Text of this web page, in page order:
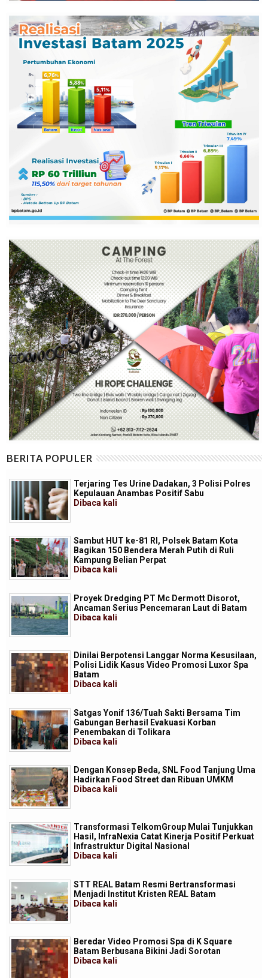
BERITA POPULER
Terjaring Tes Urine Dadakan, 3 Polisi Polres
Kepulauan Anambas Positif Sabu
Dibaca kali
Sambut HUT ke-81 RI, Polsek Batam Kota
Bagikan 150 Bendera Merah Putih di Ruli
Kampung Belian Perpat
Dibaca kali
Proyek Dredging PT Mc Dermott Disorot,
Ancaman Serius Pencemaran Laut di Batam
Dibaca kali
Dinilai Berpotensi Langgar Norma Kesusilaan,
Polisi Lidik Kasus Video Promosi Luxor Spa
Batam
Dibaca kali
Satgas Yonif 136/Tuah Sakti Bersama Tim
Gabungan Berhasil Evakuasi Korban
Penembakan di Tolikara
Dibaca kali
Dengan Konsep Beda, SNL Food Tanjung Uma
Hadirkan Food Street dan Ribuan UMKM
Dibaca kali
Transformasi TelkomGroup Mulai Tunjukkan
Hasil, InfraNexia Catat Kinerja Positif Perkuat
Infrastruktur Digital Nasional
Dibaca kali
STT REAL Batam Resmi Bertransformasi
Menjadi Institut Kristen REAL Batam
Dibaca kali
Beredar Video Promosi Spa di K Square
Batam Berbusana Bikini Jadi Sorotan
Dibaca kali